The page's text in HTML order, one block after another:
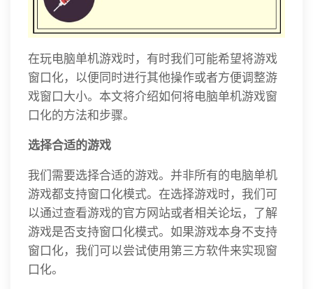
在玩电脑单机游戏时，有时我们可能希望将游戏
窗口化，以便同时进行其他操作或者方便调整游
戏窗口大小。本文将介绍如何将电脑单机游戏窗
口化的方法和步骤。
选择合适的游戏
我们需要选择合适的游戏。并非所有的电脑单机
游戏都支持窗口化模式。在选择游戏时，我们可
以通过查看游戏的官方网站或者相关论坛，了解
游戏是否支持窗口化模式。如果游戏本身不支持
窗口化，我们可以尝试使用第三方软件来实现窗
口化。